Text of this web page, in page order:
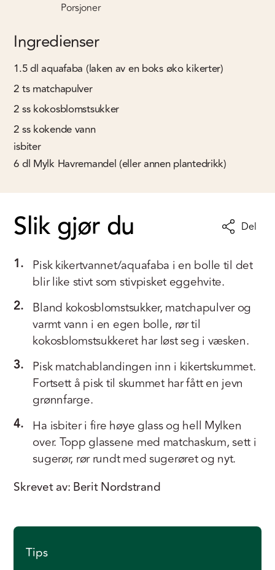
Porsjoner
Ingredienser
1.5dl aquafaba (laken av en boks øko kikerter)
2ts matchapulver
2ss kokosblomstsukker
2ss kokende vann
isbiter
6dl Mylk Havremandel (eller annen plantedrikk)
Slik gjør du Del
1. Pisk kikertvannet/aquafaba i en bolle til det
blir like stivt som stivpisket eggehvite.
2. Bland kokosblomstsukker, matchapulver og
varmt vann i en egen bolle, rør til
kokosblomstsukkeret har løst seg i væsken.
3. Pisk matchablandingen inn i kikertskummet.
Fortsett å pisk til skummet har fått en jevn
grønnfarge.
4. Ha isbiter i fire høye glass og hell Mylken
over. Topp glassene med matchaskum, sett i
sugerør, rør rundt med sugerøret og nyt.
Skrevet av: Berit Nordstrand
Tips